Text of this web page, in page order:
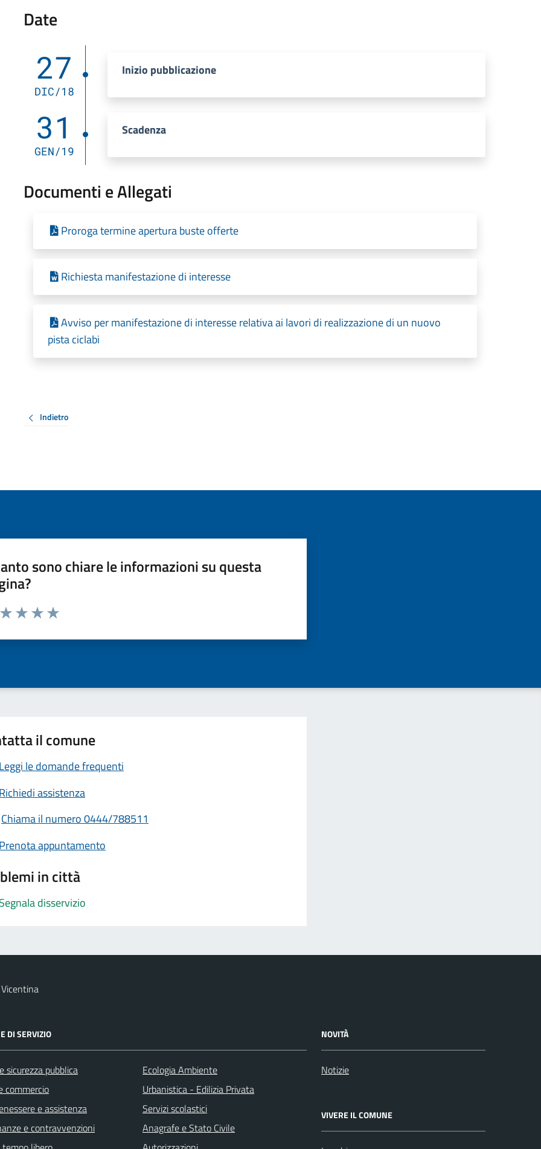
Date
27
DIC/18
Inizio pubblicazione
31
GEN/19
Scadenza
Documenti e Allegati
Proroga termine apertura buste offerte
Richiesta manifestazione di interesse
Avviso per manifestazione di interesse relativa ai lavori di realizzazione di un nuovo
pista ciclabi
Indietro
sono chiare le informazioni su questa
da 1 a 5 stelle la pagina
il comune
Leggi le domande frequenti
Richiedi assistenza
Chiama il numero 0444/788511
Prenota appuntamento
in città
Segnala disservizio
DI SERVIZIO
sicurezza pubblica
commercio
e assistenza
e contravvenzioni
Ecologia Ambiente
Urbanistica - Edilizia Privata
Servizi scolastici
Anagrafe e Stato Civile
NOVITÀ
Notizie
VIVERE IL COMUNE